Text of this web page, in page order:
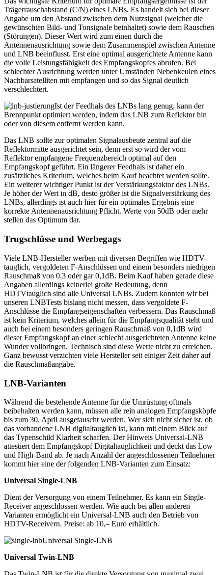
Trägerrauschabstand (C/N) eines LNBs. Es handelt sich bei dieser
Angabe um den Abstand zwischen dem Nutzsignal (welcher die
gewünschten Bild- und Tonsignale beinhaltet) sowie dem Rauschen
(Störungen). Dieser Wert wird zum einen durch die
Antennenausrichtung sowie dem Zusammenspiel zwischen Antenne
und LNB beeinflusst. Erst eine optimal ausgerichtete Antenne kann
die volle Leistungsfähigkeit des Empfangskopfes abrufen. Bei
schlechter Ausrichtung werden unter Umständen Nebenkeulen eines
Nachbarsatelliten mit empfangen und so das Signal deutlich
verschlechtert.
Ist der Feedhals des LNBs lang genug, kann der
Brennpunkt optimiert werden, indem das LNB zum Reflektor hin
oder von diesem entfernt werden kann.
Das LNB sollte zur optimalen Signalausbeute zentral auf die
Reflektormitte ausgerichtet sein, denn erst so wird der vom
Reflektor empfangene Frequenzbereich optimal auf den
Empfangskopf geführt. Ein längerer Feedhals ist daher ein
zusätzliches Kriterium, welches beim Kauf beachtet werden sollte.
Ein weiterer wichtiger Punkt ist der Verstärkungsfaktor des LNBs.
Je höher der Wert in dB, desto größer ist die Signalverstärkung des
LNBs, allerdings ist auch hier für ein optimales Ergebnis eine
korrekte Antennenausrichtung Pflicht. Werte von 50dB oder mehr
stellen das Optimum dar.
Trugschlüsse und Werbegags
Viele LNB-Hersteller werben mit diversen Begriffen wie HDTV-
tauglich, vergoldeten F-Anschlüssen und einem besonders niedrigen
Rauschmaß von 0,3 oder gar 0,1dB. Beim Kauf haben gerade diese
Angaben allerdings keinerlei große Bedeutung, denn
HDTVtauglich sind alle Universal LNBs. Zudem konnten wir bei
unseren LNBTests bislang nicht messen, dass vergoldete F-
Anschlüsse die Empfangseigenschaften verbessern. Das Rauschmaß
ist kein Kriterium, welches allein für die Empfangsqualität steht und
auch bei einem besonders geringen Rauschmaß von 0,1dB wird
dieser Empfangskopf an einer schlecht ausgerichteten Antenne keine
Wunder vollbringen. Technisch sind diese Werte nicht zu erreichen.
Ganz bewusst verzichten viele Hersteller seit einiger Zeit daher auf
die Rauschmaßangabe.
LNB-Varianten
Während die bestehende Antenne für die Umrüstung oftmals
beibehalten werden kann, müssen alle rein analogen Empfangsköpfe
bis zum 30. April ausgetauscht werden. Wer sich nicht sicher ist, ob
das vorhandene LNB digitaltauglich ist, kann mit einem Blick auf
das Typenschild Klarheit schaffen. Der Hinweis Universal-LNB
attestiert dem Empfangskopf Digitaltauglichkeit und deckt das Low
und High-Band ab. Je nach Anzahl der angeschlossenen Teilnehmer
kommt hier eine der folgenden LNB-Varianten zum Einsatz:
Universal Single-LNB
Dient der Versorgung von einem Teilnehmer. Es kann ein Single-
Receiver angeschlossen werden. Wie auch bei allen anderen
Varianten ermöglicht ein Universal-LNB auch den Betrieb von
HDTV-Receivern. Preise: ab 10,– Euro erhältlich.
Universal Single-LNB
Universal Twin-LNB